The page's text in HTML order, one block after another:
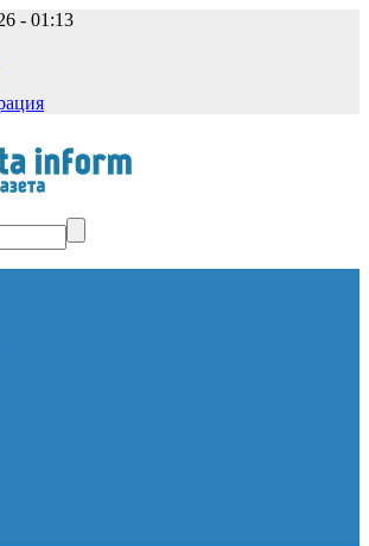
- 01:13